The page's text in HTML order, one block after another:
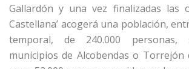
Gallardón y una vez finalizadas las
Castellana’ acogerá una población,
temporal, de 240.000 personas,
municipios de Alcobendas o Torrejón